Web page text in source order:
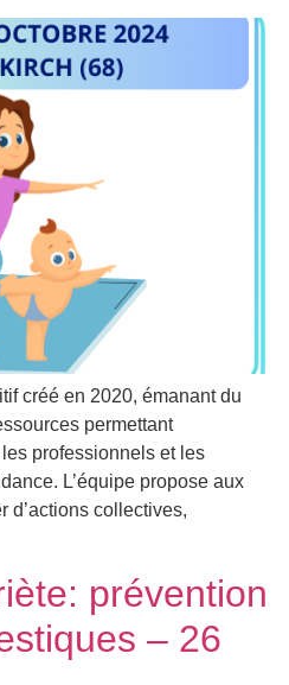
créé en 2020, émanant du
permettant
professionnels et les
L’équipe propose aux
d’actions collectives,
prévention
– 26